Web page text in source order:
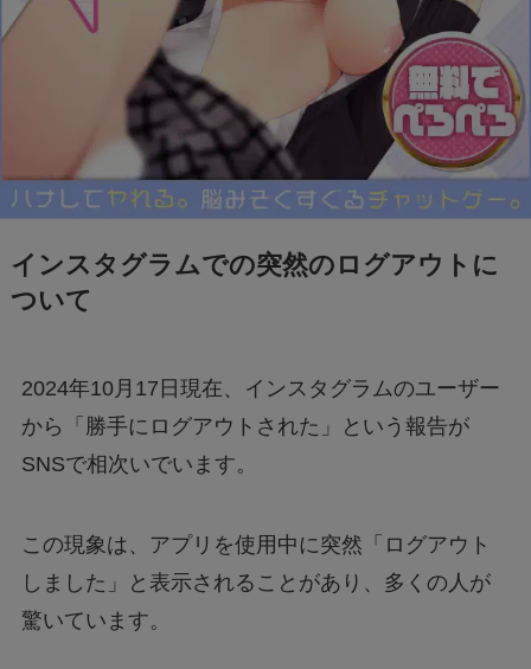
「+295356510110からの着信に要注意！詐欺電
話の手口と対処法を解説」
Switch2のスペックは？PS5・PS4とも徹底比
較
Nintendo Switch 2は何が変わる？前モデルと
の違いを徹底解説！
Uって誰？
ファミマの「シャインマスカットボンボン」抽
【行列のできる法律相談所】オークションで話
題の男性は誰？
インスタグラムでの突然のログアウトに
ついて
2024年10月17日現在、インスタグラムのユーザー
から「勝手にログアウトされた」という報告が
SNSで相次いでいます。
この現象は、アプリを使用中に突然「ログアウト
しました」と表示されることがあり、多くの人が
驚いています。